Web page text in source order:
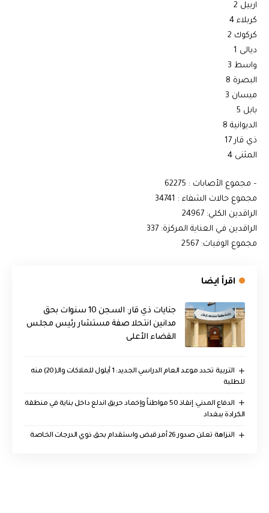
اربيل 2
كربلاء 4
كركوك 2
ديالى 1
واسط 3
البصرة 8
ميسان 3
بابل 5
الديوانية 8
ذي قار 17
المثنى 4
– مجموع الأصابات : 62275
مجموع حالات الشفاء : 34741
الراقدين الكلي: 24967
الراقدين في العناية المركزة: 337
مجموع الوفيات: 2567
اقرأ ايضا
جنايات ذي قار: السجن 10 سنوات بحق
مدانين انتحلا صفة مستشار رئيس مجلس
القضاء الأعلى
التربية تحدد موعد العام الدراسي الجديد: 1 أيلول للملاكات والـ(20) منه
للطلبة
الدفاع المدني: إنقاذ 50 مواطناً وإخماد حريق اندلع داخل بناية في منطقة
الكرادة ببغداد
النزاهة تعلن صدور 26 أمر قبض واستقدام بحق ذوي الدرجات الخاصة